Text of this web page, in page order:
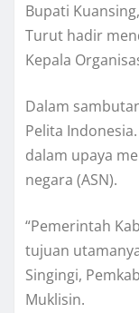
Bupati
Turut hadir
Kepala
Dalam
Pelita
dalam upaya
negara (ASN).
“Pemerintah
tujuan
Singingi,
Muklisin.